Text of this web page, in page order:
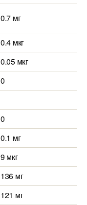
0.7 мг
0.4 мкг
0.05 мкг
0
0
0.1 мг
9 мкг
136 мг
121 мг